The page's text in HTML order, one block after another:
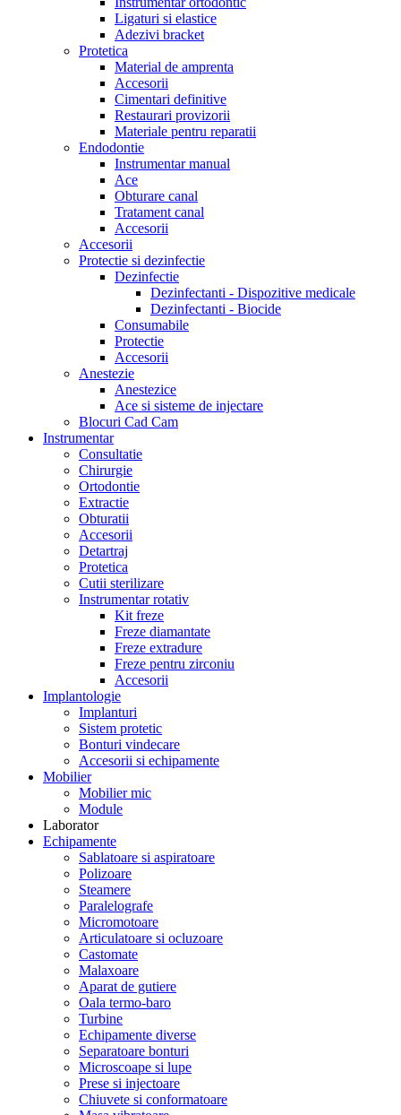
Ligaturi si elastice
Adezivi bracket
Protetica
Material de amprenta
Accesorii
Cimentari definitive
Restaurari provizorii
Materiale pentru reparatii
Endodontie
Instrumentar manual
Ace
Obturare canal
Tratament canal
Accesorii
Accesorii
Protectie si dezinfectie
Dezinfectie
Dezinfectanti - Dispozitive medicale
Dezinfectanti - Biocide
Consumabile
Protectie
Accesorii
Anestezie
Anestezice
Ace si sisteme de injectare
Blocuri Cad Cam
Instrumentar
Consultatie
Chirurgie
Ortodontie
Extractie
Obturatii
Accesorii
Detartraj
Protetica
Cutii sterilizare
Instrumentar rotativ
Kit freze
Freze diamantate
Freze extradure
Freze pentru zirconiu
Accesorii
Implantologie
Implanturi
Sistem protetic
Bonturi vindecare
Accesorii si echipamente
Mobilier
Mobilier mic
Module
Laborator
Echipamente
Sablatoare si aspiratoare
Polizoare
Steamere
Paralelografe
Micromotoare
Articulatoare si ocluzoare
Castomate
Malaxoare
Aparat de gutiere
Oala termo-baro
Turbine
Echipamente diverse
Separatoare bonturi
Microscoape si lupe
Prese si injectoare
Chiuvete si conformatoare